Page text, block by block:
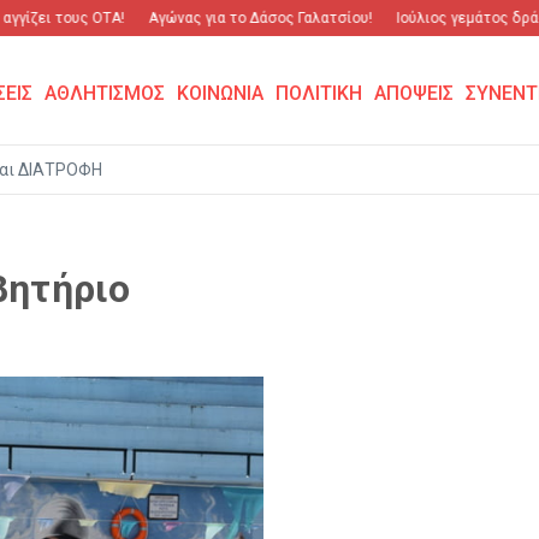
τους ΟΤΑ! Αγώνας για το Δάσος Γαλατσίου! Ιούλιος γεμάτος
ΑΘΛΗΤΙΣΜΟΣ ΚΟΙΝΩΝΙΑ ΠΟΛΙΤΙΚΗ ΑΠΟΨΕΙΣ
ΔΙΑΤΡΟΦΗ